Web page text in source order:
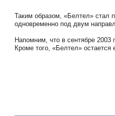
Таким образом, «Белтел» стал
одновременно под двум
Напомним, что в сентябре
Кроме того, «Белтел»